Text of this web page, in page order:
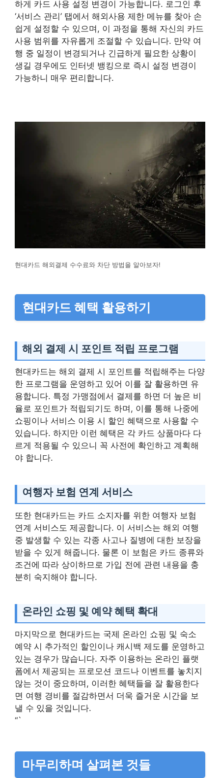
하게 카드 사용 설정 변경이 가능합니다. 로그인 후
‘서비스 관리’ 탭에서 해외사용 제한 메뉴를 찾아 손
쉽게 설정할 수 있으며, 이 과정을 통해 자신의 카드
사용 범위를 자유롭게 조절할 수 있습니다. 만약 여
행 중 일정이 변경되거나 긴급하게 필요한 상황이
생길 경우에도 인터넷 뱅킹으로 즉시 설정 변경이
가능하니 매우 편리합니다.
현대카드 해외결제 수수료와 차단 방법을 알아보자!
현대카드 혜택 활용하기
해외 결제 시 포인트 적립 프로그램
현대카드는 해외 결제 시 포인트를 적립해주는 다양
한 프로그램을 운영하고 있어 이를 잘 활용하면 유
용합니다. 특정 가맹점에서 결제를 하면 더 높은 비
율로 포인트가 적립되기도 하며, 이를 통해 나중에
쇼핑이나 서비스 이용 시 할인 혜택으로 사용할 수
있습니다. 하지만 이런 혜택은 각 카드 상품마다 다
르게 적용될 수 있으니 꼭 사전에 확인하고 계획해
야 합니다.
여행자 보험 연계 서비스
또한 현대카드는 카드 소지자를 위한 여행자 보험
연계 서비스도 제공합니다. 이 서비스는 해외 여행
중 발생할 수 있는 각종 사고나 질병에 대한 보장을
받을 수 있게 해줍니다. 물론 이 보험은 카드 종류와
조건에 따라 상이하므로 가입 전에 관련 내용을 충
분히 숙지해야 합니다.
온라인 쇼핑 및 예약 혜택 확대
마지막으로 현대카드는 국제 온라인 쇼핑 및 숙소
예약 시 추가적인 할인이나 캐시백 제도를 운영하고
있는 경우가 많습니다. 자주 이용하는 온라인 플랫
폼에서 제공되는 프로모션 코드나 이벤트를 놓치지
않는 것이 중요하며, 이러한 혜택들을 잘 활용한다
면 여행 경비를 절감하면서 더욱 즐거운 시간을 보
낼 수 있을 것입니다.
“`
마무리하며 살펴본 것들